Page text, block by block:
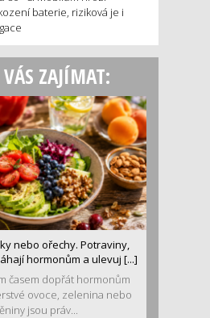
baterie, riziková je i
ZAJÍMAT:
nebo ořechy. Potraviny,
hormonům a ulevuj [...]
časem dopřát hormonům
ovoce, zelenina nebo
jsou práv...